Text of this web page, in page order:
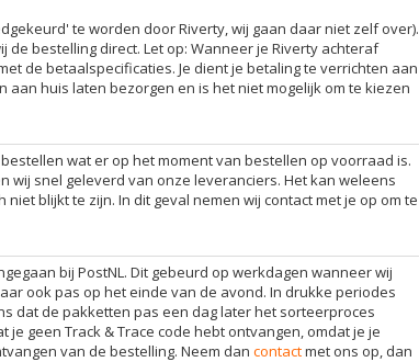
te worden door Riverty, wij gaan daar niet zelf over).
bestelling direct. Let op: Wanneer je Riverty achteraf
de betaalspecificaties. Je dient je betaling te verrichten aan
aan huis laten bezorgen en is het niet mogelijk om te kiezen
wat er op het moment van bestellen op voorraad is.
wij snel geleverd van onze leveranciers. Het kan weleens
blijkt te zijn. In dit geval nemen wij contact met je op om te
bij PostNL. Dit gebeurd op werkdagen wanneer wij
ook pas op het einde van de avond. In drukke periodes
dat de pakketten pas een dag later het sorteerproces
je geen Track & Trace code hebt ontvangen, omdat je je
van de bestelling. Neem dan contactmet ons op, dan